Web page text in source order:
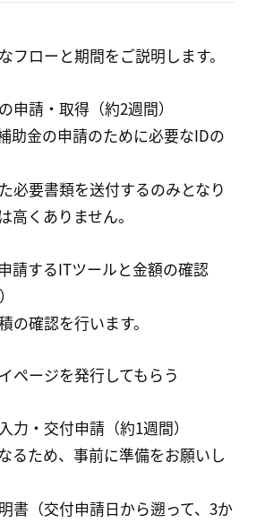
フローと期間をご説明します。
請・取得（約2週間）
助金の申請のために必要なIDの
必要書類を送付するのみとなり
高くありません。
請するITツールと金額の確認
の確認を行います。
ページを発行してもらう
・交付申請（約1週間）
るため、事前に準備をお願いし
書（交付申請日から遡って、3か